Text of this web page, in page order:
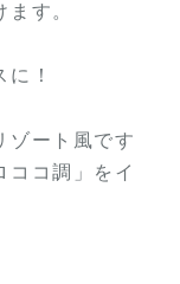
す。
！
ゾート風です
ココ調」をイ